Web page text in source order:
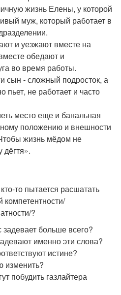
жизнь Елены, у которой
муж, который работает в
и уезжают вместе на
обедают и
во время работы.
сын - сложный подросток, а
пьет, не работает и часто
место еще и банальная
положению и внешности
жизнь мёдом не
дёгтя».
то пытается расшатать
компетентности/
?
больше всего?
именно эти слова?
истине?
изменить?
побудить газлайтера